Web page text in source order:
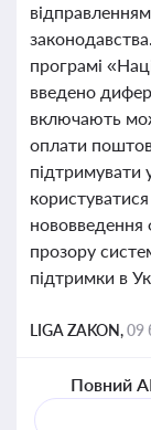
програмі
введено
включають
оплати
підтримувати
нововведення
прозору
підтримки в
LIGA ZAKON,09
Повний